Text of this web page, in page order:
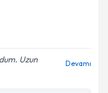
Uzun
Devamı